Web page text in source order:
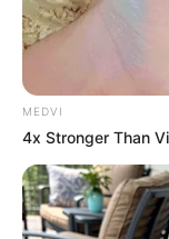
MEDVI
4x Stronger Than